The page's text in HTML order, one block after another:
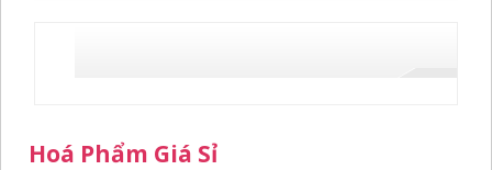
Hoá Phẩm Giá Sỉ